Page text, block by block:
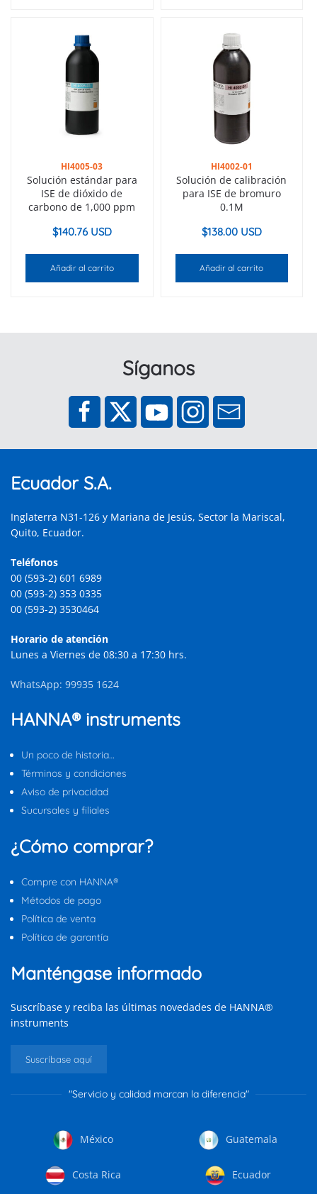
HI4005-03
Solución estándar para
ISE de dióxido de
carbono de 1,000 ppm
$140.76 USD
Añadir al carrito
HI4002-01
Solución de calibración
para ISE de bromuro
0.1M
$138.00 USD
Añadir al carrito
Síganos
Ecuador S.A.
Inglaterra N31-126 y Mariana de Jesús, Sector la Mariscal,
Quito, Ecuador.
Teléfonos
00 (593-2) 601 6989
00 (593-2) 353 0335
00 (593-2) 3530464
Horario de atención
Lunes a Viernes de 08:30 a 17:30 hrs.
WhatsApp: 99935 1624
HANNA® instruments
Un poco de historia…
Términos y condiciones
Aviso de privacidad
Sucursales y filiales
¿Cómo comprar?
Compre con HANNA®
Métodos de pago
Política de venta
Política de garantía
Manténgase informado
Suscríbase y reciba las últimas novedades de HANNA®
instruments
Suscríbase aquí
"Servicio y calidad marcan la diferencia"
México Guatemala
Costa Rica Ecuador